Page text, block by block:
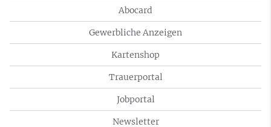
Abocard
Gewerbliche Anzeigen
Kartenshop
Trauerportal
Jobportal
Newsletter